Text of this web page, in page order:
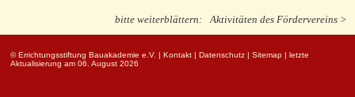
Aktivitäten des Fördervereins >
bitte weiterblättern:
© Errichtungsstiftung Bauakademie e.V. | Kontakt | Datenschutz | Sitemap | letzte
Aktualisierung am 06. August 2026